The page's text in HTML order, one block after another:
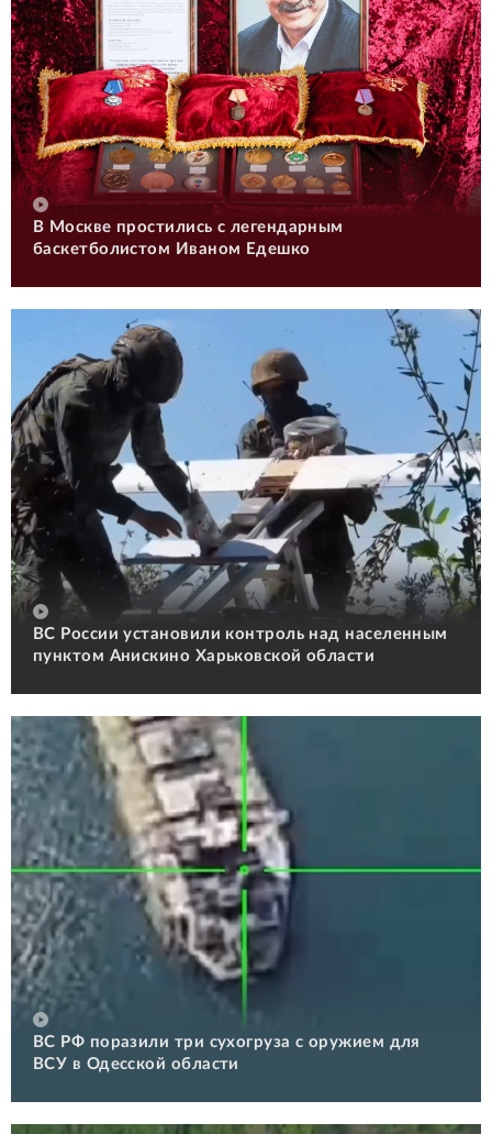
В Москве простились с легендарным
баскетболистом Иваном Едешко
ВС России установили контроль над населенным
пунктом Анискино Харьковской области
ВС РФ поразили три сухогруза с оружием для
ВСУ в Одесской области